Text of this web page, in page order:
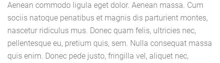
Aenean commodo ligula eget dolor. Aenean massa. Cum
sociis natoque penatibus et magnis dis parturient montes,
nascetur ridiculus mus. Donec quam felis, ultricies nec,
pellentesque eu, pretium quis, sem. Nulla consequat massa
quis enim. Donec pede justo, fringilla vel, aliquet nec,